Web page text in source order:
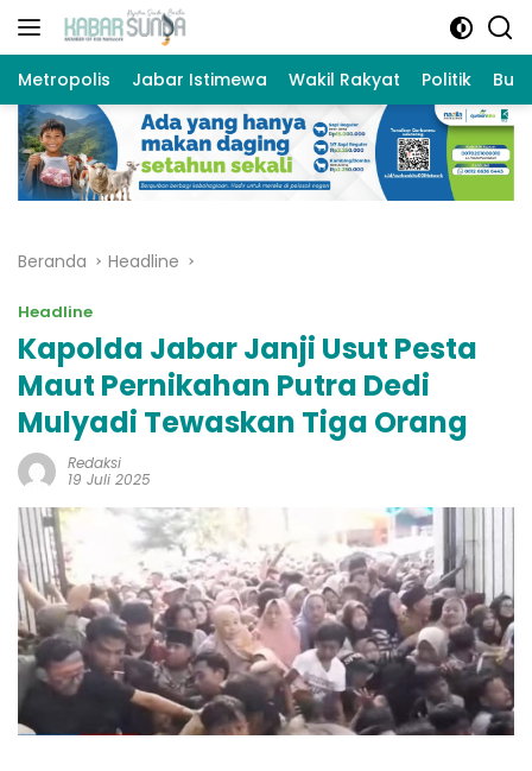
Langsung
Metropolis Jabar Istimewa Wakil Rakyat Politik
Beranda Headline
Headline
Kapolda Jabar Janji Usut Pesta
Maut Pernikahan Putra Dedi
Mulyadi Tewaskan Tiga Orang
Redaksi
19 Juli 2025